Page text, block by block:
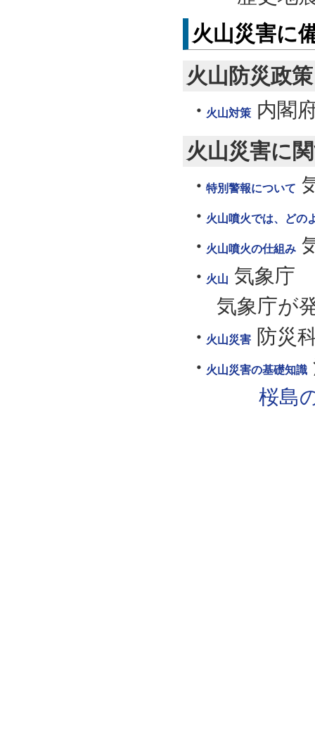
火山災害に
火山防災政策
火山対策 内閣
火山災害に
特別警報について
火山噴火では、どの
火山噴火の仕組み
火山 気象庁
気象庁が
火山災害 防災
火山災害の基礎知識
桜島